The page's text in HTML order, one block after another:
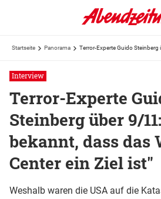
Startseite Panorama
Interview
Terror-Experte
Steinberg über 9/
bekannt, dass das
Center ein Ziel ist"
Weshalb waren die USA auf die